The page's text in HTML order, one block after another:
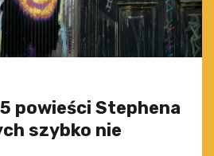
powieści Stephena
szybko nie